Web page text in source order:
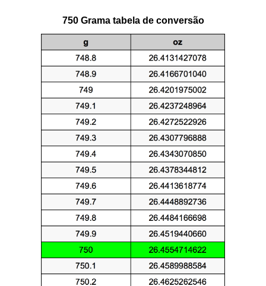
750 Grama tabela de conversão